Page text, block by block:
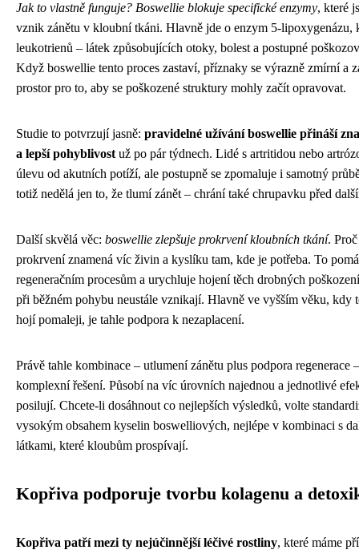
Jak to vlastně funguje? Boswellie blokuje specifické enzymy, které
vznik zánětu v kloubní tkáni. Hlavně jde o enzym 5-lipoxygenázu,
leukotrienů – látek způsobujících otoky, bolest a postupné
Když boswellie tento proces zastaví, příznaky se výrazně zmírní a
prostor pro to, aby se poškozené struktury mohly začít opravovat.
Studie to potvrzují jasně: pravidelné užívání boswellie přináší
a lepší pohyblivost už po pár týdnech. Lidé s artritidou nebo
úlevu od akutních potíží, ale postupně se zpomaluje i samotný
totiž nedělá jen to, že tlumí zánět – chrání také chrupavku před
Další skvělá věc: boswellie zlepšuje prokrvení kloubních tkání.
prokrvení znamená víc živin a kyslíku tam, kde je potřeba. To
regeneračním procesům a urychluje hojení těch drobných
při běžném pohybu neustále vznikají. Hlavně ve vyšším věku, kdy
hojí pomaleji, je tahle podpora k nezaplacení.
Právě tahle kombinace – utlumení zánětu plus podpora regenerace
komplexní řešení. Působí na víc úrovních najednou a jednotlivé
posilují. Chcete-li dosáhnout co nejlepších výsledků, volte
vysokým obsahem kyselin boswelliových, nejlépe v kombinaci s
látkami, které kloubům prospívají.
Kopřiva podporuje tvorbu kolagenu a
Kopřiva patří mezi ty nejúčinnější léčivé rostliny, které máme